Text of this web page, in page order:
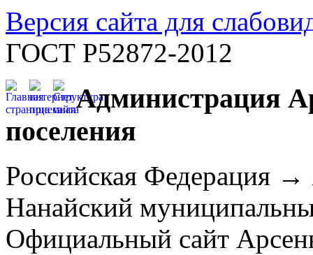
Версия сайта для
ГОСТ Р52872-2012
Администрация
поселения
Российская Федерация
Нанайский
Официальный сайт